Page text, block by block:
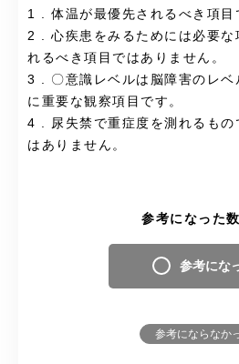
1 . 体温が最優先されるべき項目
2 . 心疾患をみるためには必要な
れるべき項目ではありません。
3 . 〇意識レベルは脳障害のレベ
に重要な観察項目です。
4 . 尿失禁で重症度を測れるもの
はありません。
参考になった数
参考にな
参考にならなか